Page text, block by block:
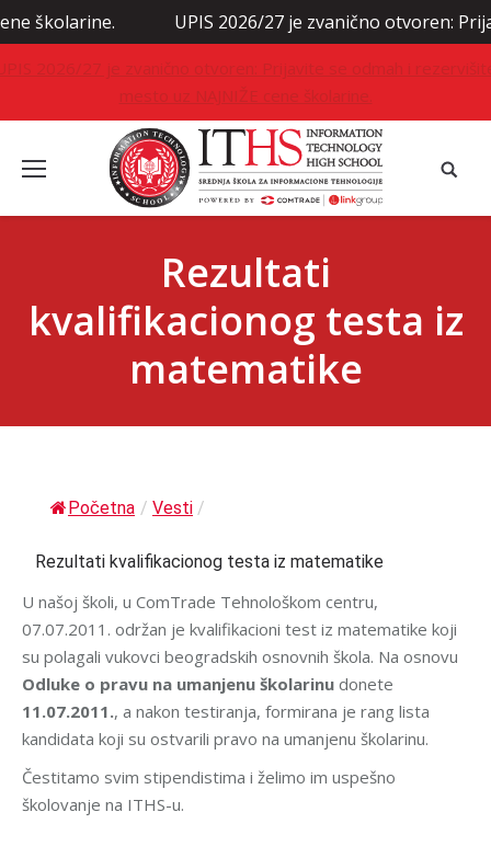
UPIS 2026/27 je zvanično otvoren: Prijavite
2026/27 je zvanično otvoren: Prijavite se odmah i
mesto uz NAJNIŽE cene školarine.
Rezultati
kvalifikacionog testa iz
matematike
Početna / Vesti /
Rezultati kvalifikacionog testa iz matematike
U našoj školi, u ComTrade Tehnološkom centru,
07.07.2011. održan je kvalifikacioni test iz matematike koji
su polagali vukovci beogradskih osnovnih škola. Na osnovu
Odluke o pravu na umanjenu školarinu donete
11.07.2011., a nakon testiranja, formirana je rang lista
kandidata koji su ostvarili pravo na umanjenu školarinu.
Čestitamo svim stipendistima i želimo im uspešno
školovanje na ITHS-u.